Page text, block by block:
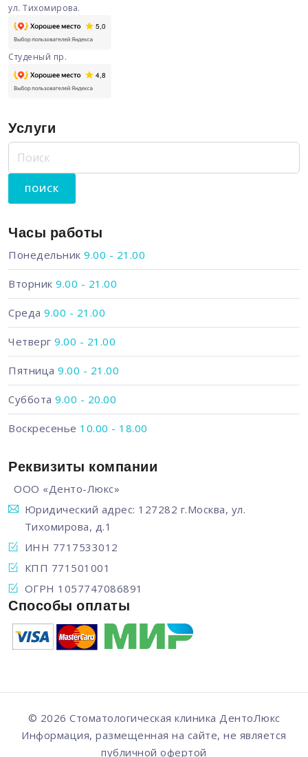
ул. Тихомирова.
Студеный пр.
Услуги
Часы работы
Понедельник 9.00 - 21.00
Вторник 9.00 - 21.00
Среда 9.00 - 21.00
Четверг 9.00 - 21.00
Пятница 9.00 - 21.00
Суббота 9.00 - 20.00
Воскресенье 10.00 - 18.00
Реквизиты компании
ООО «Денто-Люкс»
Юридический адрес: 127282 г.Москва, ул.
Тихомирова, д.1
ИНН 7717533012
КПП 771501001
ОГРН 1057747086891
Способы оплаты
© 2026 Стоматологическая клиника ДентоЛюкс
Информация, размещенная на сайте, не является
публичной офертой